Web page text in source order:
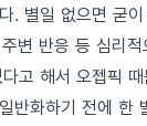
. 별일 없으면 굳
변 반응 등 심리
고 해서 오젭픽
반화하기 전에 한